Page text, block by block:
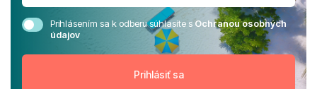
Prihlásením sa k odberu súhlasíte sOchranou osobných
údajov